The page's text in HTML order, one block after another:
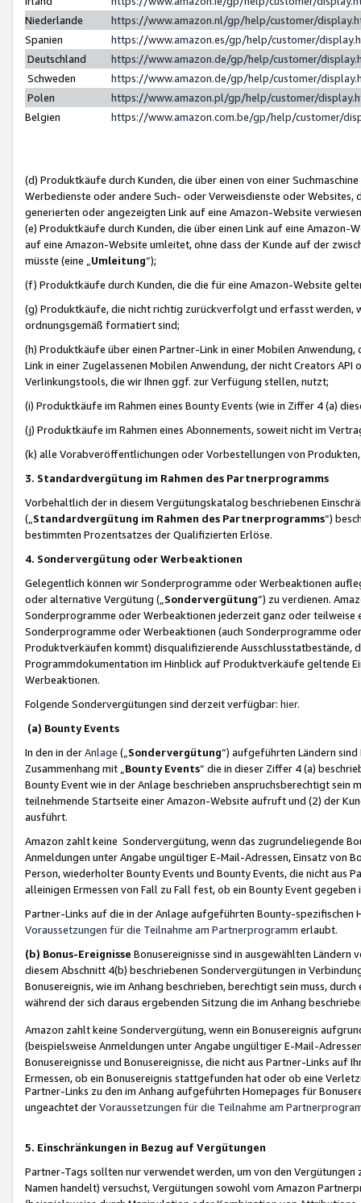
Niederlande
https://www.amazon.nl/gp/help/customer/
Spanien
https://www.amazon.es/gp/help/customer/
Deutschland
https://www.amazon.de/gp/help/customer/
Schweden
https://www.amazon.de/gp/help/customer/
Polen
https://www.amazon.pl/gp/help/customer/
Belgien
https://www.amazon.com.be/gp/help/customer/
(d) Produktkäufe durch Kunden, die über einen von einer
Werbedienste oder andere Such- oder Verweisdienste oder Websites,
generierten oder angezeigten Link auf eine Amazon-Website
(e) Produktkäufe durch Kunden, die über einen Link auf eine
auf eine Amazon-Website umleitet, ohne dass der Kunde auf der
müsste (eine „ Umleitung“);
(f) Produktkäufe durch Kunden, die die für eine Amazon-Website
(g) Produktkäufe, die nicht richtig zurückverfolgt und erfasst werden,
ordnungsgemäß formatiert sind;
(h) Produktkäufe über einen Partner-Link in einer Mobilen
Link in einer Zugelassenen Mobilen Anwendung, der nicht Creators
Verlinkungstools, die wir Ihnen ggf. zur Verfügung stellen, nutzt;
(i) Produktkäufe im Rahmen eines Bounty Events (wie in Ziffer 4 (a)
(j) Produktkäufe im Rahmen eines Abonnements, soweit nicht im
(k) alle Vorabveröffentlichungen oder Vorbestellungen von
3. Standardvergütung im Rahmen des Partnerprogramms
Vorbehaltlich der in diesem Vergütungskatalog beschriebenen
(„ Standardvergütung im Rahmen des Partnerprogramms“)
bestimmten Prozentsatzes der Qualifizierten Erlöse.
4. Sondervergütung oder Werbeaktionen
Gelegentlich können wir Sonderprogramme oder Werbeaktionen
oder alternative Vergütung („ Sondervergütung”) zu verdienen.
Sonderprogramme oder Werbeaktionen jederzeit ganz oder
Sonderprogramme oder Werbeaktionen (auch Sonderprogramme
Produktverkäufen kommt) disqualifizierende Ausschlusstatbestände,
Programmdokumentation im Hinblick auf Produktverkäufe geltende
Werbeaktionen.
Folgende Sondervergütungen sind derzeit verfügbar: hier.
(a) Bounty Events
In den in derAnlage („ Sondervergütung“) aufgeführten Ländern
Zusammenhang mit „ Bounty Events“ die in dieser Ziffer 4 (a)
Bounty Event wie in der Anlage beschrieben anspruchsberechtigt sein
teilnehmende Startseite einer Amazon-Website aufruft und (2) der
ausführt.
Amazon zahlt keine Sondervergütung, wenn das zugrundeliegende
Anmeldungen unter Angabe ungültiger E-Mail-Adressen, Einsatz von
Person, wiederholter Bounty Events und Bounty Events, die nicht
alleinigen Ermessen von Fall zu Fall fest, ob ein Bounty Event
Partner-Links auf die in der Anlage aufgeführten Bounty-spezifischen
Voraussetzungen für die Teilnahme am Partnerprogramm erlaubt.
(b) Bonus-Ereignisse Bonusereignisse sind in ausgewählten Ländern
diesem Abschnitt 4(b) beschriebenen Sondervergütungen in
Bonusereignis, wie im Anhang beschrieben, berechtigt sein muss,
während der sich daraus ergebenden Sitzung die im Anhang
Amazon zahlt keine Sondervergütung, wenn ein Bonusereignis
(beispielsweise Anmeldungen unter Angabe ungültiger E-Mail-
Bonusereignisse und Bonusereignisse, die nicht aus Partner-Links auf
Ermessen, ob ein Bonusereignis stattgefunden hat oder ob eine
Partner-Links zu den im Anhang aufgeführten Homepages für
ungeachtet derVoraussetzungen für die Teilnahme am
5. Einschränkungen in Bezug auf Vergütungen
Partner-Tags sollten nur verwendet werden, um von den
Namen handelt) versuchst, Vergütungen sowohl vom Amazon